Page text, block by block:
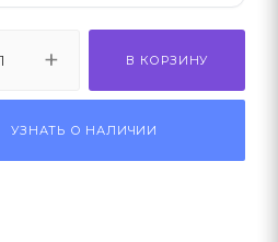
В КОРЗИНУ
УЗНАТЬ О НАЛИЧИИ